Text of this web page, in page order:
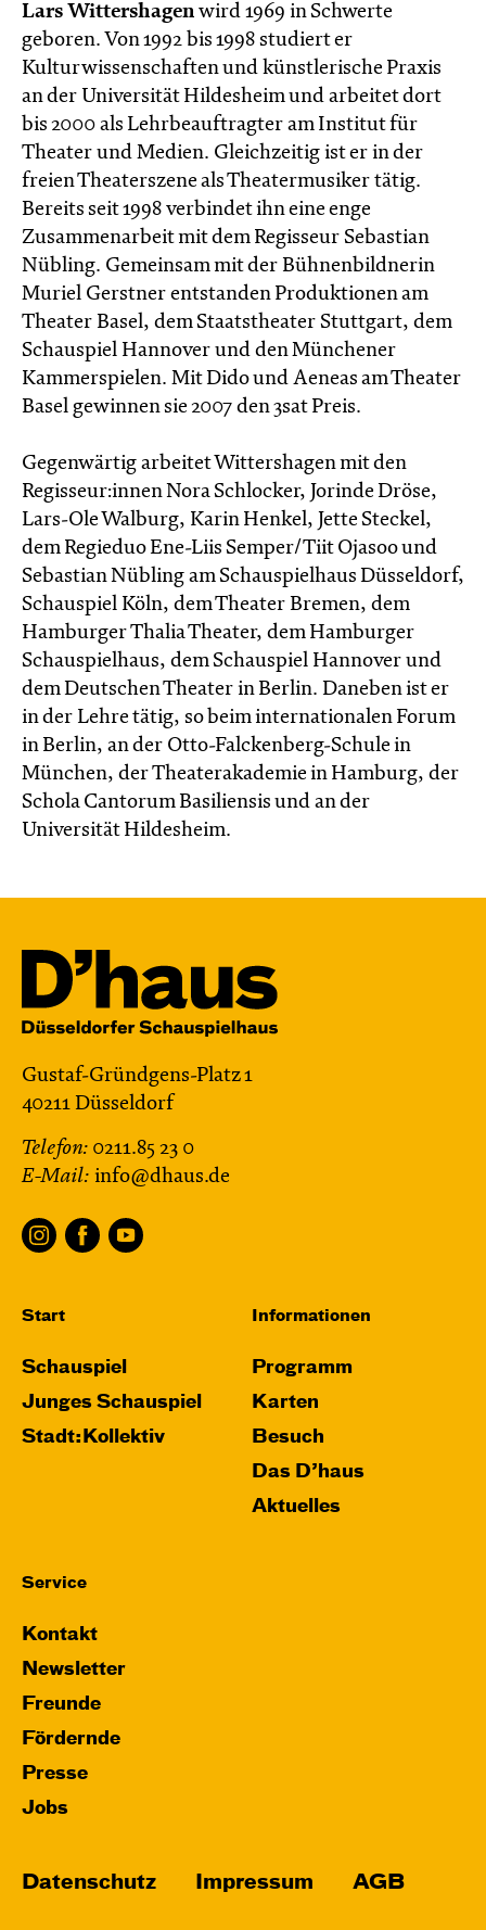
Lars Wittershagen wird 1969 in Schwerte
geboren. Von 1992 bis 1998 studiert er
Kulturwissenschaften und künstlerische Praxis
an der Universität Hildesheim und arbeitet dort
bis 2000 als Lehrbeauftragter am Institut für
Theater und Medien. Gleichzeitig ist er in der
freien Theaterszene als Theatermusiker tätig.
Bereits seit 1998 verbindet ihn eine enge
Zusammenarbeit mit dem Regisseur Sebastian
Nübling. Gemeinsam mit der Bühnenbildnerin
Muriel Gerstner entstanden Produktionen am
Theater Basel, dem Staatstheater Stuttgart, dem
Schauspiel Hannover und den Münchener
Kammerspielen. Mit Dido und Aeneas am Theater
Basel gewinnen sie 2007 den 3sat Preis.
Gegenwärtig arbeitet Wittershagen mit den
Regisseur:innen Nora Schlocker, Jorinde Dröse,
Lars-Ole Walburg, Karin Henkel, Jette Steckel,
dem Regieduo Ene-Liis Semper/Tiit Ojasoo und
Sebastian Nübling am Schauspielhaus Düsseldorf,
Schauspiel Köln, dem Theater Bremen, dem
Hamburger Thalia Theater, dem Hamburger
Schauspielhaus, dem Schauspiel Hannover und
dem Deutschen Theater in Berlin. Daneben ist er
in der Lehre tätig, so beim internationalen Forum
in Berlin, an der Otto-Falckenberg-Schule in
München, der Theaterakademie in Hamburg, der
Schola Cantorum Basiliensis und an der
Universität Hildesheim.
Gustaf-Gründgens-Platz 1
40211 Düsseldorf
Telefon: 0211.85 23 0
E-Mail: info@dhaus.de
Start
Schauspiel
Junges Schauspiel
Stadt:Kollektiv
Informationen
Programm
Karten
Besuch
Das D’haus
Aktuelles
Service
Kontakt
Newsletter
Freunde
Fördernde
Presse
Jobs
Datenschutz Impressum AGB